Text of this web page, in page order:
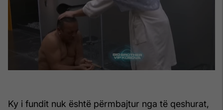
Ky i fundit nuk është përmbajtur nga të qeshurat,